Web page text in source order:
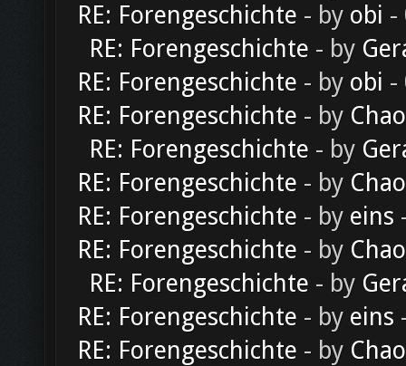
RE: Forengeschichte - by obi -
RE: Forengeschichte - by
RE: Forengeschichte - by obi -
RE: Forengeschichte - by
RE: Forengeschichte - by
RE: Forengeschichte - by
RE: Forengeschichte - by eins
RE: Forengeschichte - by
RE: Forengeschichte - by
RE: Forengeschichte - by eins
RE: Forengeschichte - by